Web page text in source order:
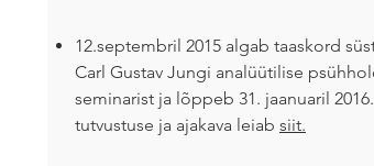
12.septembril 2015 algab taaskord
Carl Gustav Jungi analüütilise
seminarist ja lõppeb 31. jaanuaril
tutvustuse ja ajakava leiab siit.